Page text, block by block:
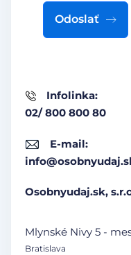
Infolinka:
02/ 800 800 80
E-mail:
Osobnyudaj.sk,
Mlynské Nivy 5 -
Bratislava
Odoslať